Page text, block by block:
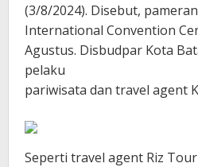
(3/8/2024). Disebut,
International Convention
Agustus. Disbudpar Kota
pelaku
pariwisata dan travel agent
Seperti travel agent Riz